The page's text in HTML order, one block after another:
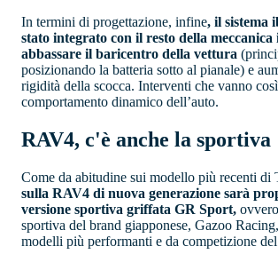
In termini di progettazione, infine, il sistema
stato integrato con il resto della meccanica
abbassare il baricentro della vettura
posizionando la batteria sotto al pianale) e
rigidità della scocca. Interventi che vanno
comportamento dinamico dell’auto.
RAV4, c'è anche la sportiva
Come da abitudine sui modello più recenti di
sulla RAV4 di nuova generazione sarà
versione sportiva griffata GR Sport,
sportiva del brand giapponese, Gazoo
modelli più performanti e da competizione